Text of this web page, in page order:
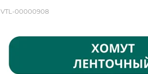
VTL-00000908